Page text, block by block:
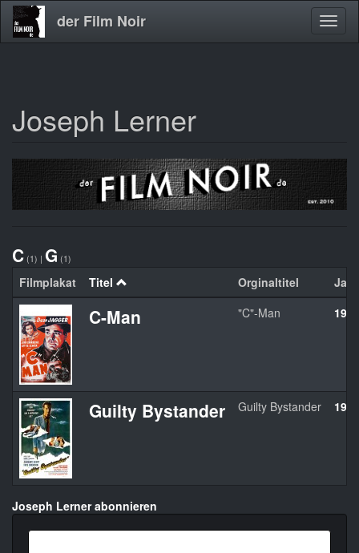
Direkt
zum
der Film Noir
Joseph Lerner
C (1) | G (1)
Filmplakat Titel Orginaltitel Jahr
C-Man "C"-Man 1949
Guilty Bystander Guilty Bystander 1950
Joseph Lerner abonnieren